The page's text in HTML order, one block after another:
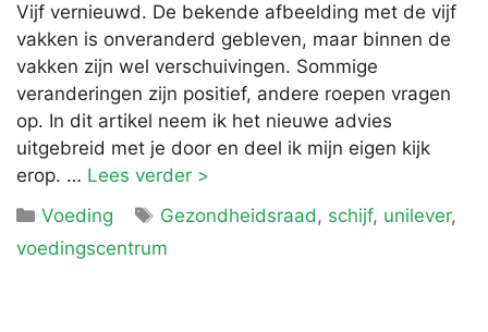
Vijf vernieuwd. De bekende afbeelding met de vijf
vakken is onveranderd gebleven, maar binnen de
vakken zijn wel verschuivingen. Sommige
veranderingen zijn positief, andere roepen vragen
op. In dit artikel neem ik het nieuwe advies
uitgebreid met je door en deel ik mijn eigen kijk
erop. … Lees verder >
Categorieën
Voeding Tags
Gezondheidsraad , schijf, unilever,
voedingscentrum